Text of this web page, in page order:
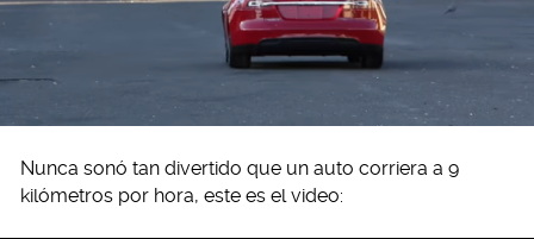
Nunca sonó tan divertido que un auto corriera a 9
kilómetros por hora, este es el video: